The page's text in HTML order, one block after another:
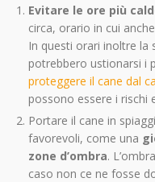
Evitare le ore più
circa, orario in cui
In questi orari inoltre la
potrebbero ustionarsi i
proteggere il cane dal
possono essere i rischi
Portare il cane in
favorevoli, come una
zone d’ombra.
caso non ce ne fosse